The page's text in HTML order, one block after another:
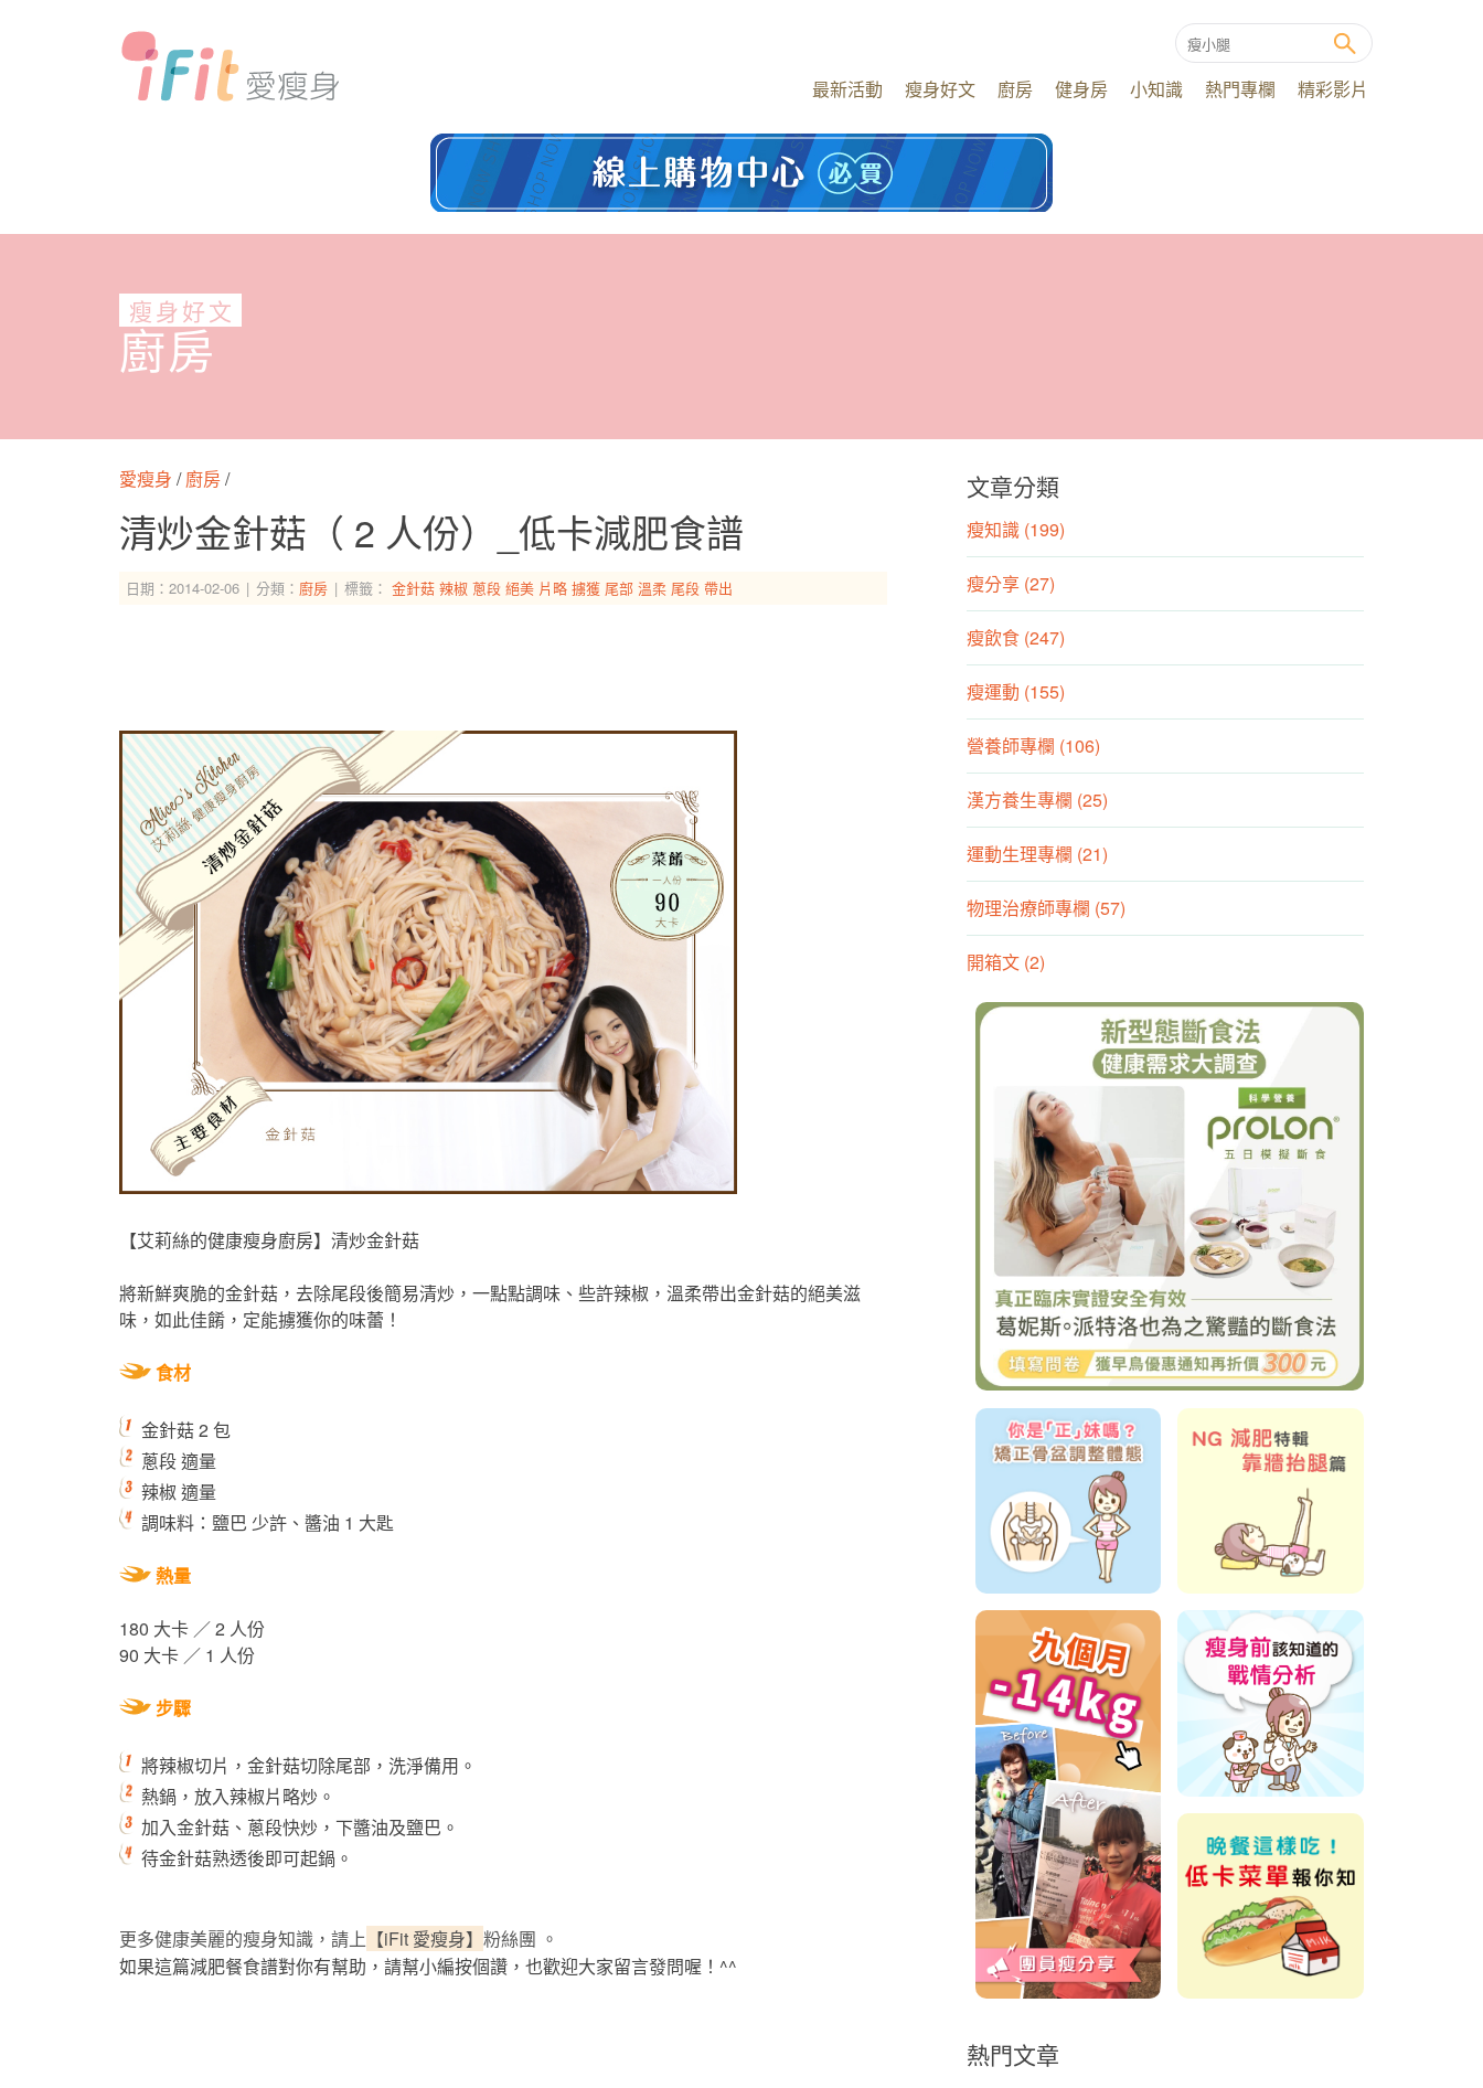
最新活動 瘦身好文 廚房 健身房 小知識 熱門專欄 精彩影片
瘦身好文
廚房
愛瘦身 /廚房/
清炒金針菇（ 2 人份）_低卡減肥食譜
日期：2014-02-06 分類： 廚房 標籤： 金針菇 辣椒 蔥段 絕美 片略 擄獲 尾部 溫柔 尾段 帶出
【艾莉絲的健康瘦身廚房】清炒金針菇
將新鮮爽脆的金針菇，去除尾段後簡易清炒，一點點調味、些許辣椒，溫柔帶出金針菇的絕美滋
味，如此佳餚，定能擄獲你的味蕾！
食材
金針菇 2 包
蔥段 適量
辣椒 適量
調味料：鹽巴 少許、醬油 1 大匙
熱量
180 大卡 ／ 2 人份
90 大卡 ／ 1 人份
步驟
將辣椒切片，金針菇切除尾部，洗淨備用。
熱鍋，放入辣椒片略炒。
加入金針菇、蔥段快炒，下醬油及鹽巴。
待金針菇熟透後即可起鍋。
更多健康美麗的瘦身知識，請上 【iFit 愛瘦身】 粉絲團 。
如果這篇減肥餐食譜對你有幫助，請幫小編按個讚，也歡迎大家留言發問喔！^^
文章分類
瘦知識 (199)
瘦分享 (27)
瘦飲食 (247)
瘦運動 (155)
營養師專欄 (106)
漢方養生專欄 (25)
運動生理專欄 (21)
物理治療師專欄 (57)
開箱文 (2)
熱門文章